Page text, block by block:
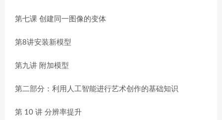
第七课 创建同一图像的变体
第8讲安装新模型
第九讲 附加模型
第二部分：利用人工智能进行艺术创作的基础知识
第 10 讲 分辨率提升